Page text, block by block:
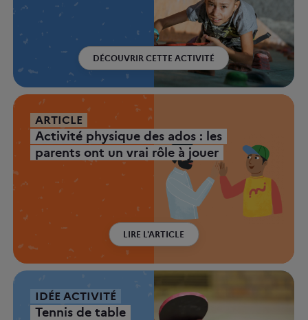
DÉCOUVRIR CETTE ACTIVITÉ
ARTICLE
Activité physique des ados : les
parents ont un vrai rôle à jouer
LIRE L'ARTICLE
IDÉE ACTIVITÉ
Tennis de table